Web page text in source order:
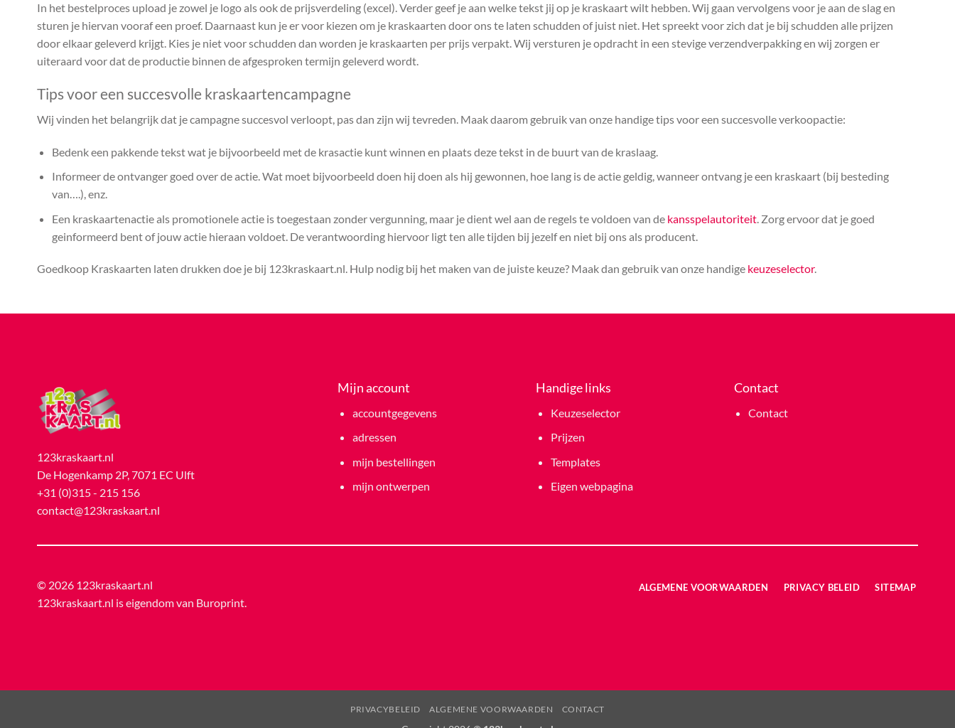
In het bestelproces upload je zowel je logo als ook de prijsverdeling (excel). Verder geef je aan welke tekst jij op je kraskaart wilt hebben. Wij gaan vervolgens voor je aan de slag en
sturen je hiervan vooraf een proef. Daarnaast kun je er voor kiezen om je kraskaarten door ons te laten schudden of juist niet. Het spreekt voor zich dat je bij schudden alle prijzen
door elkaar geleverd krijgt. Kies je niet voor schudden dan worden je kraskaarten per prijs verpakt. Wij versturen je opdracht in een stevige verzendverpakking en wij zorgen er
uiteraard voor dat de productie binnen de afgesproken termijn geleverd wordt.
Tips voor een succesvolle kraskaartencampagne
Wij vinden het belangrijk dat je campagne succesvol verloopt, pas dan zijn wij tevreden. Maak daarom gebruik van onze handige tips voor een succesvolle verkoopactie:
Bedenk een pakkende tekst wat je bijvoorbeeld met de krasactie kunt winnen en plaats deze tekst in de buurt van de kraslaag.
Informeer de ontvanger goed over de actie. Wat moet bijvoorbeeld doen hij doen als hij gewonnen, hoe lang is de actie geldig, wanneer ontvang je een kraskaart (bij besteding
van….), enz.
Een kraskaartenactie als promotionele actie is toegestaan zonder vergunning, maar je dient wel aan de regels te voldoen van de kansspelautoriteit. Zorg ervoor dat je goed
geinformeerd bent of jouw actie hieraan voldoet. De verantwoording hiervoor ligt ten alle tijden bij jezelf en niet bij ons als producent.
Goedkoop Kraskaarten laten drukken doe je bij 123kraskaart.nl. Hulp nodig bij het maken van de juiste keuze? Maak dan gebruik van onze handige keuzeselector.
123kraskaart.nl
De Hogenkamp 2P, 7071 EC Ulft
+31 (0)315 - 215 156
contact@123kraskaart.nl
Mijn account
accountgegevens
adressen
mijn bestellingen
mijn ontwerpen
Handige links
Keuzeselector
Prijzen
Templates
Eigen webpagina
Contact
Contact
© 2026 123kraskaart.nl
123kraskaart.nl is eigendom van Buroprint.
ALGEMENE VOORWAARDEN PRIVACY BELEID SITEMAP
PRIVACYBELEID ALGEMENE VOORWAARDEN CONTACT